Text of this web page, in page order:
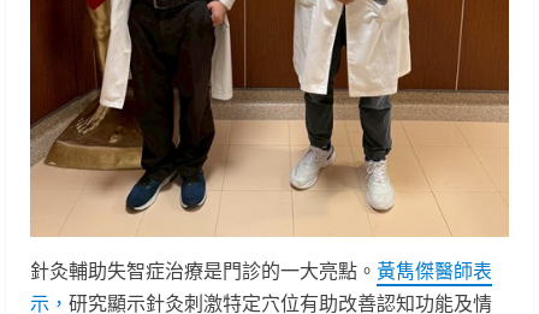
針灸輔助失智症治療是門診的一大亮點。 黃雋傑醫師表
示， 研究顯示針灸刺激特定穴位有助改善認知功能及情